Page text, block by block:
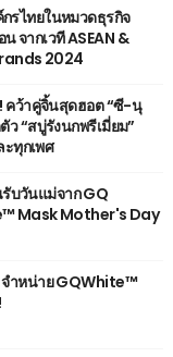
รไทยในหมวดธุรกิจ
จากเวที ASEAN &
2024
คว้าคู่จิ้นสุดฮอต “ซี-นุ
ว “สบู่รังนกพรีเมี่ยม”
ทุกเพศ
บวันแม่จาก GQ
Mask Mother's Day
ำหน่าย GQWhite™